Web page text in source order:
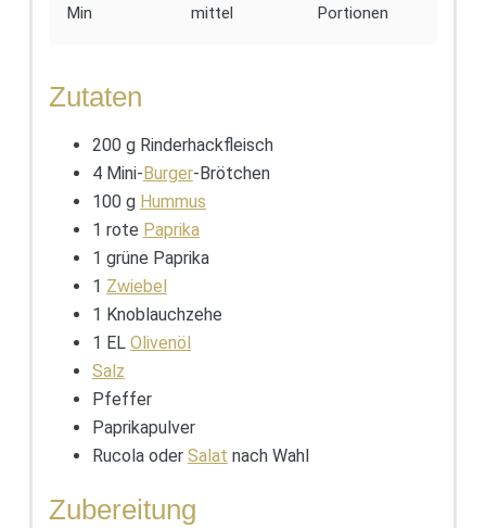
Min
mittel
Portionen
Zutaten
200 g Rinderhackfleisch
4 Mini- Burger-Brötchen
100 g Hummus
1 rote Paprika
1 grüne Paprika
1 Zwiebel
1 Knoblauchzehe
1 EL Olivenöl
Salz
Pfeffer
Paprikapulver
Rucola oder Salat nach Wahl
Zubereitung